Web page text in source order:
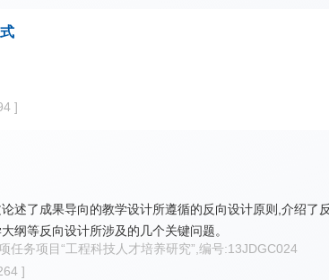
]
述了成果导向的教学设计所遵循的反向设计原则,介绍了
纲等反向设计所涉及的几个关键问题。
务项目“工程科技人才培养研究”,编号:13JDGC024
]